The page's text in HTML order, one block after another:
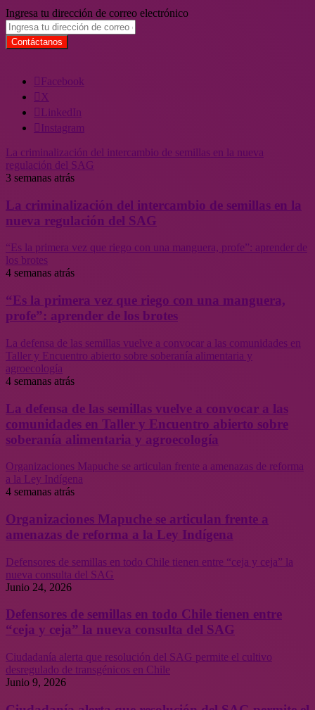
Ingresa tu dirección de correo electrónico
Facebook
X
LinkedIn
Instagram
La criminalización del intercambio de semillas en la nueva
regulación del SAG
3 semanas atrás
La criminalización del intercambio de semillas en la
nueva regulación del SAG
“Es la primera vez que riego con una manguera, profe”: aprender de
los brotes
4 semanas atrás
“Es la primera vez que riego con una manguera,
profe”: aprender de los brotes
La defensa de las semillas vuelve a convocar a las comunidades en
Taller y Encuentro abierto sobre soberanía alimentaria y
agroecología
4 semanas atrás
La defensa de las semillas vuelve a convocar a las
comunidades en Taller y Encuentro abierto sobre
soberanía alimentaria y agroecología
Organizaciones Mapuche se articulan frente a amenazas de reforma
a la Ley Indígena
4 semanas atrás
Organizaciones Mapuche se articulan frente a
amenazas de reforma a la Ley Indígena
Defensores de semillas en todo Chile tienen entre “ceja y ceja” la
nueva consulta del SAG
Junio 24, 2026
Defensores de semillas en todo Chile tienen entre
“ceja y ceja” la nueva consulta del SAG
Ciudadanía alerta que resolución del SAG permite el cultivo
desregulado de transgénicos en Chile
Junio 9, 2026